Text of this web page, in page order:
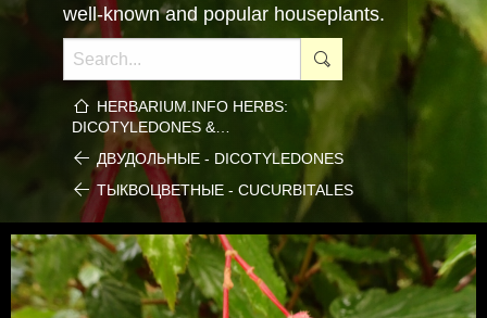
well-known and popular houseplants.
HERBARIUM.INFO HERBS:
DICOTYLEDONES &…
ДВУДОЛЬНЫЕ - DICOTYLEDONES
ТЫКВОЦВЕТНЫЕ - CUCURBITALES